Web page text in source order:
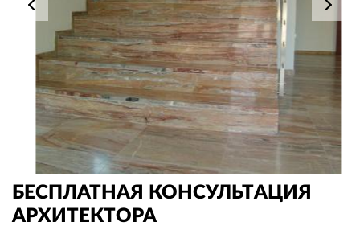
БЕСПЛАТНАЯ КОНСУЛЬТАЦИЯ
АРХИТЕКТОРА